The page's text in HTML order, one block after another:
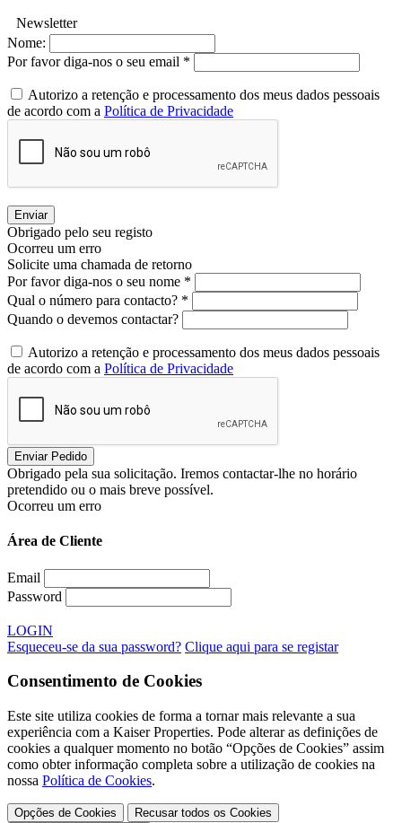
Newsletter
Nome:
Por favor diga-nos o seu email *
Autorizo a retenção e processamento dos meus dados pessoais
de acordo com a Política de Privacidade
Enviar
Obrigado pelo seu registo
Ocorreu um erro
Solicite uma chamada de retorno
Por favor diga-nos o seu nome *
Qual o número para contacto? *
Quando o devemos contactar?
Autorizo a retenção e processamento dos meus dados pessoais
de acordo com a Política de Privacidade
Obrigado pela sua solicitação. Iremos contactar-lhe no horário
pretendido ou o mais breve possível.
Ocorreu um erro
Área de Cliente
Email
Password
LOGIN
Esqueceu-se da sua password? Clique aqui para se registar
Consentimento de Cookies
Este site utiliza cookies de forma a tornar mais relevante a sua
experiência com a Kaiser Properties. Pode alterar as definições de
cookies a qualquer momento no botão “Opções de Cookies” assim
como obter informação completa sobre a utilização de cookies na
nossa Política de Cookies.
Opções de Cookies
Recusar todos os Cookies